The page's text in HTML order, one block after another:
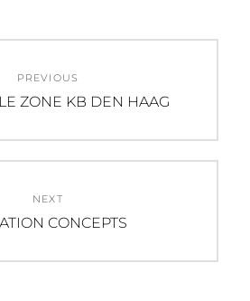
PREVIOUS
ZONE KB DEN HAAG
NEXT
CONCEPTS